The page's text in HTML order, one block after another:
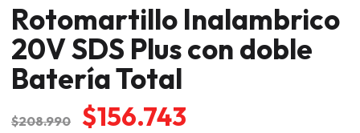
Rotomartillo Inalambrico
20V SDS Plus con doble
Batería Total
$208.990
El
$156.743